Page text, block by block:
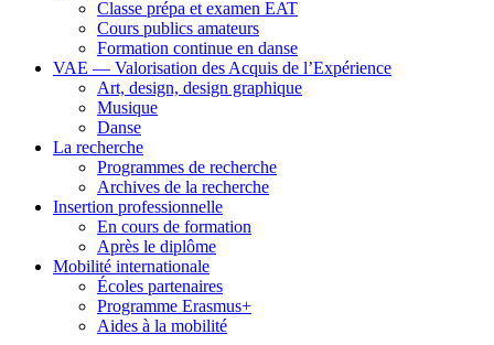
Classe prépa et examen EAT
Cours publics amateurs
Formation continue en danse
VAE — Valorisation des Acquis de l’Expérience
Art, design, design graphique
Musique
Danse
La recherche
Programmes de recherche
Archives de la recherche
Insertion professionnelle
En cours de formation
Après le diplôme
Mobilité internationale
Écoles partenaires
Programme Erasmus+
Aides à la mobilité